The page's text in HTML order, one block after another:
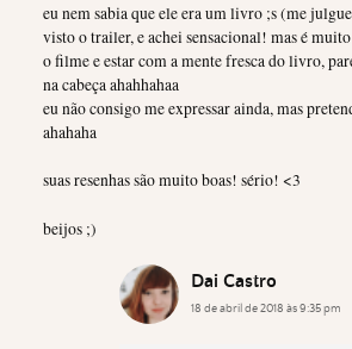
eu nem sabia que ele era um livro ;s (me
visto o trailer, e achei sensacional! mas é
o filme e estar com a mente fresca do livro,
na cabeça ahahhahaa
eu não consigo me expressar ainda, mas
ahahaha
suas resenhas são muito boas! sério! <3
beijos ;)
Dai Castro
18 de abril de 2018 às 9:35 pm